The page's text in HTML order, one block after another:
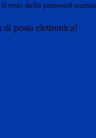
reset della password
di posta elettronica!